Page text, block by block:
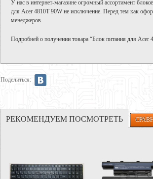
У нас в интернет-магазине огромный ассортимент
для Acer 4810T 90W не исключение. Перед тем как
менеджеров.
Подробней о получении товара “Блок питания для
Поделиться:
РЕКОМЕНДУЕМ ПОСМОТРЕТЬ